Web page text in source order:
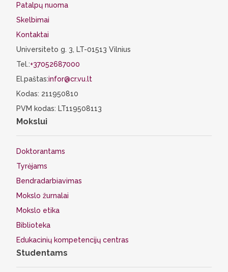
Patalpų nuoma
Skelbimai
Kontaktai
Universiteto g. 3, LT-01513 Vilnius
Tel.:+37052687000
El.paštas:infor@cr.vu.lt
Kodas: 211950810
PVM kodas: LT119508113
Mokslui
Doktorantams
Tyrėjams
Bendradarbiavimas
Mokslo žurnalai
Mokslo etika
Biblioteka
Edukacinių kompetencijų centras
Studentams